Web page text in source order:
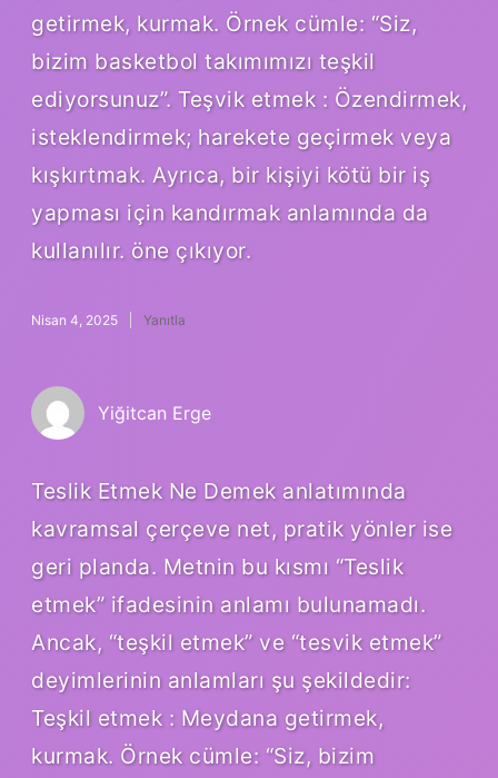
getirmek, kurmak. Örnek cümle: “Siz,
bizim basketbol takımımızı teşkil
ediyorsunuz”. Teşvik etmek : Özendirmek,
isteklendirmek; harekete geçirmek veya
kışkırtmak. Ayrıca, bir kişiyi kötü bir iş
yapması için kandırmak anlamında da
kullanılır. öne çıkıyor.
Nisan 4, 2025 Yanıtla
Yiğitcan Erge
Teslik Etmek Ne Demek anlatımında
kavramsal çerçeve net, pratik yönler ise
geri planda. Metnin bu kısmı “Teslik
etmek” ifadesinin anlamı bulunamadı.
Ancak, “teşkil etmek” ve “tesvik etmek”
deyimlerinin anlamları şu şekildedir:
Teşkil etmek : Meydana getirmek,
kurmak. Örnek cümle: “Siz, bizim